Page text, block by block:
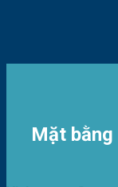
Mặt bằng